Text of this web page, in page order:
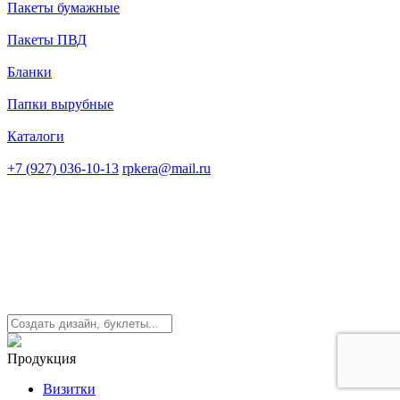
Пакеты бумажные
Пакеты ПВД
Бланки
Папки вырубные
Каталоги
+7 (927) 036-10-13 rpkera@mail.ru
Продукция
Визитки